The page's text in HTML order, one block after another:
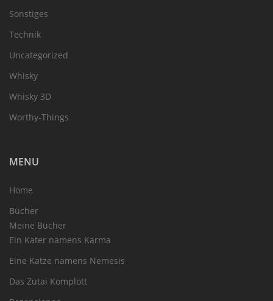
Sonstiges
Technik
Uncategorized
Whisky
Whisky 3D
Worthy-Things
MENU
Home
Bücher
Meine Bücher
Ein Kater namens Karma
Eine Katze namens Nemesis
Das Zutai Komplott